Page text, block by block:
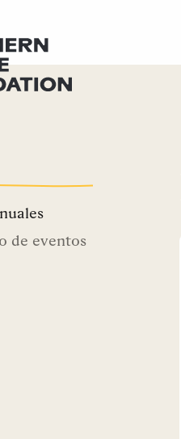
de eventos